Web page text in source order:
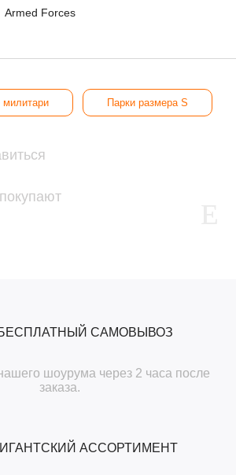
Armed Forces
милитари Парки размера S
САМОВЫВОЗ
шоурума через 2 часа после
заказа.
АССОРТИМЕНТ